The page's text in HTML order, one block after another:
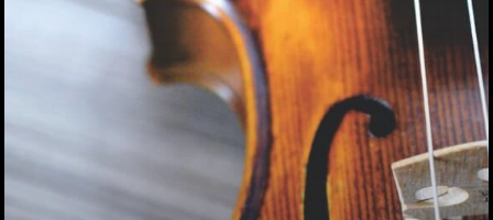
ハイパー縁側@天満
ハイパー縁側@淀屋
ハイパー縁側@中山
ハイパー縁側@私市